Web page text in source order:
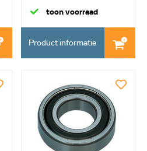
toon voorraad
Product informatie